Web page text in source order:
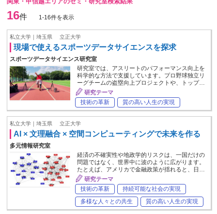
16件 1-16件を表示
私立大学｜埼玉県 立正大学
現場で使えるスポーツデータサイエンスを探求
スポーツデータサイエンス研究室
研究室では、アスリートのパフォーマンス向上を
科学的な方法で支援しています。プロ野球独立リ
ーグチームの盗塁向上プロジェクトや、トップ…
研究テーマ
技術の革新
質の高い人生の実現
私立大学｜埼玉県 立正大学
AI × 文理融合 × 空間コンピューティングで未来を作る
多元情報研究室
経済の不確実性や地政学的リスクは、一国だけの
問題ではなく、世界中に波のように広がります。
たとえば、アメリカで金融政策が揺れると、日…
研究テーマ
技術の革新
持続可能な社会の実現
多様な人々との共生
質の高い人生の実現